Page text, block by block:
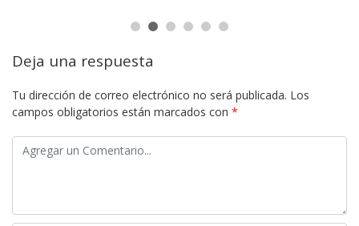
Deja una respuesta
Tu dirección de correo electrónico no será publicada. Los
campos obligatorios están marcados con *